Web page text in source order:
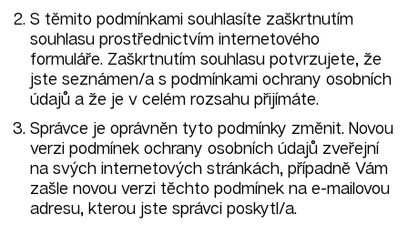
S těmito podmínkami souhlasíte zaškrtnutím
souhlasu prostřednictvím internetového
formuláře. Zaškrtnutím souhlasu potvrzujete, že
jste seznámen/a s podmínkami ochrany osobních
údajů a že je v celém rozsahu přijímáte.
Správce je oprávněn tyto podmínky změnit. Novou
verzi podmínek ochrany osobních údajů zveřejní
na svých internetových stránkách, případně Vám
zašle novou verzi těchto podmínek na e-mailovou
adresu, kterou jste správci poskytl/a.